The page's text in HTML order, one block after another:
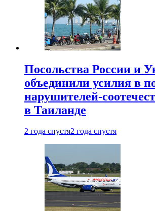
Посольства России и
объединили усилия в
нарушителей-
в Таиланде
2 года спустя2 года спустя